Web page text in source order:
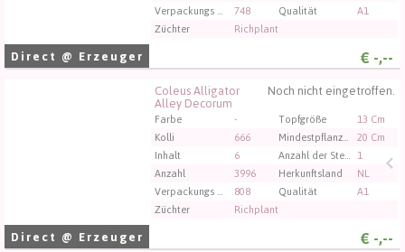
Direct @ Erzeuger
748 Qualität
A1
Züchter
Richplant
€ -,--
Direct @ Erzeuger
Noch nicht eingetroffen.
Coleus Alligator
Alley Decorum
Farbe - Topfgröße
13 Cm
Kolli
666 Mindestpflanzenhöhe
20 Cm
Inhalt
6 Anzahl der Stecklinge/Pflanzen pro Topf
1
Anzahl
3996 Herkunftsland
NL
808 Qualität
A1
Züchter
Richplant
€ -,--
Coleus Alligator Alley Decorum
Sie müssen angemeldet sein, um kaufen zu können.
Klicken Sie hier, um sich einzuloggen.